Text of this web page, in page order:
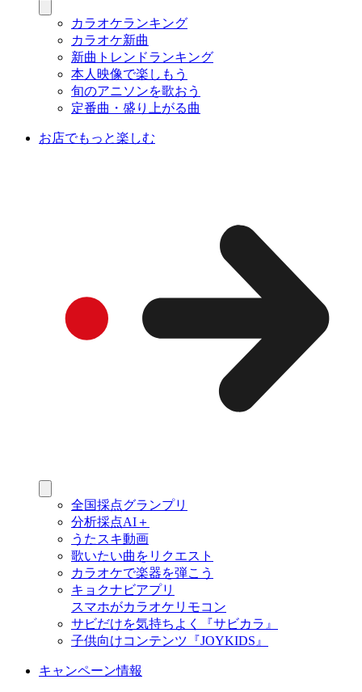
カラオケランキング
カラオケ新曲
新曲トレンドランキング
本人映像で楽しもう
旬のアニソンを歌おう
定番曲・盛り上がる曲
お店でもっと楽しむ
全国採点グランプリ
分析採点AI＋
うたスキ動画
歌いたい曲をリクエスト
カラオケで楽器を弾こう
キョクナビアプリ
スマホがカラオケリモコン
サビだけを気持ちよく『サビカラ』
子供向けコンテンツ『JOYKIDS』
キャンペーン情報